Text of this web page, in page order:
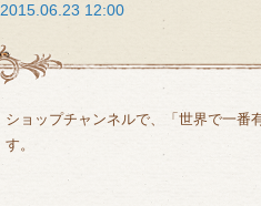
2015.06.23 12:00
ショップチャンネルで、「世界で一
す。